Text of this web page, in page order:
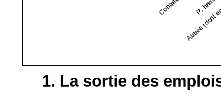
1. La sortie des